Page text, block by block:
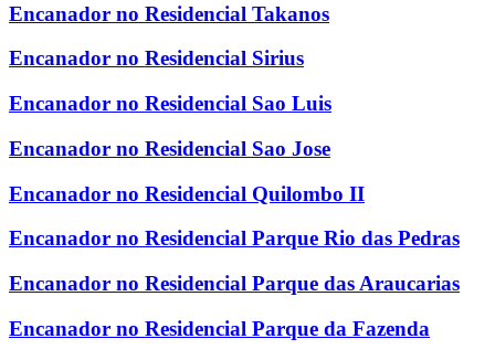
Encanador no Residencial Takanos
Encanador no Residencial Sirius
Encanador no Residencial Sao Luis
Encanador no Residencial Sao Jose
Encanador no Residencial Quilombo II
Encanador no Residencial Parque Rio das Pedras
Encanador no Residencial Parque das Araucarias
Encanador no Residencial Parque da Fazenda